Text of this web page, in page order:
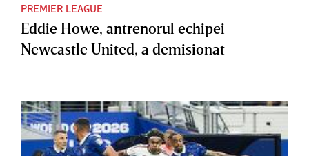
PREMIER LEAGUE
Eddie Howe, antrenorul echipei
Newcastle United, a demisionat